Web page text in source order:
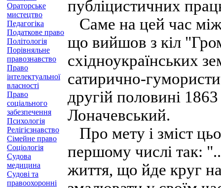
Ораторське
мистецтво
Педагогіка
Податкове право
Політологія
Порівняльне
правознавство
Право
інтелектуальної
власності
Право
соціального
забезпечення
Психологія
Релігієзнавство
Сімейне право
Соціологія
Судова
медицина
Судові та
правоохоронні
публіцистичних
Саме на цей час
що вийшов з кіл
східноукраїнських
сатирично-
другій половині
Лоначевський.
Про мету і зміст
першому числі так:
життя, що йде круг